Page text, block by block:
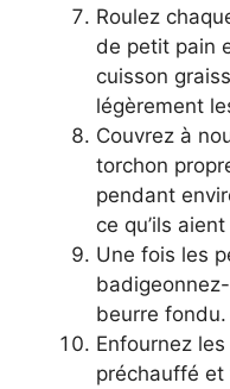
Roulez
de petit pain
cuisson
légèrement
Couvrez à
torchon
pendant
ce qu’ils
Une fois les
beurre fondu.
Enfournez
préchauffé